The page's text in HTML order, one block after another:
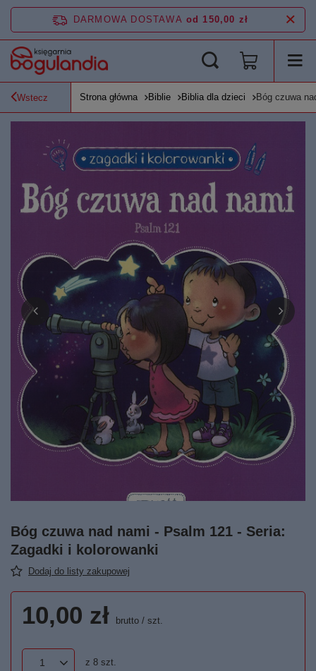
DARMOWA DOSTAWA od 150,00 zł
Wstecz Strona główna Biblie Biblia dla dzieci Bóg czuwa
Bóg czuwa nad nami - Psalm 121 - Seria:
Zagadki i kolorowanki
Dodaj do listy zakupowej
10,00 zł brutto / szt.
z 8 szt.